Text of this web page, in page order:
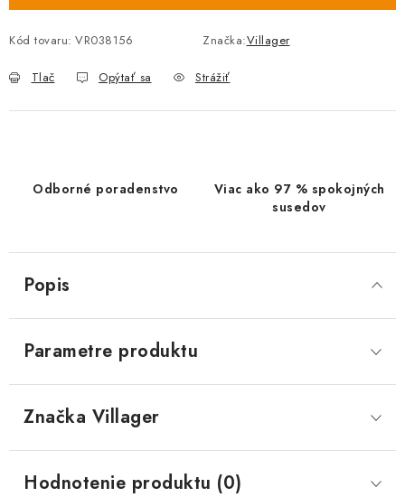
Kód tovaru: VR038156 Značka:Villager
Tlač Opýtať sa Strážiť
Odborné poradenstvo
Viac ako 97 % spokojných
susedov
Popis
Parametre produktu
Značka Villager
Hodnotenie produktu (0)